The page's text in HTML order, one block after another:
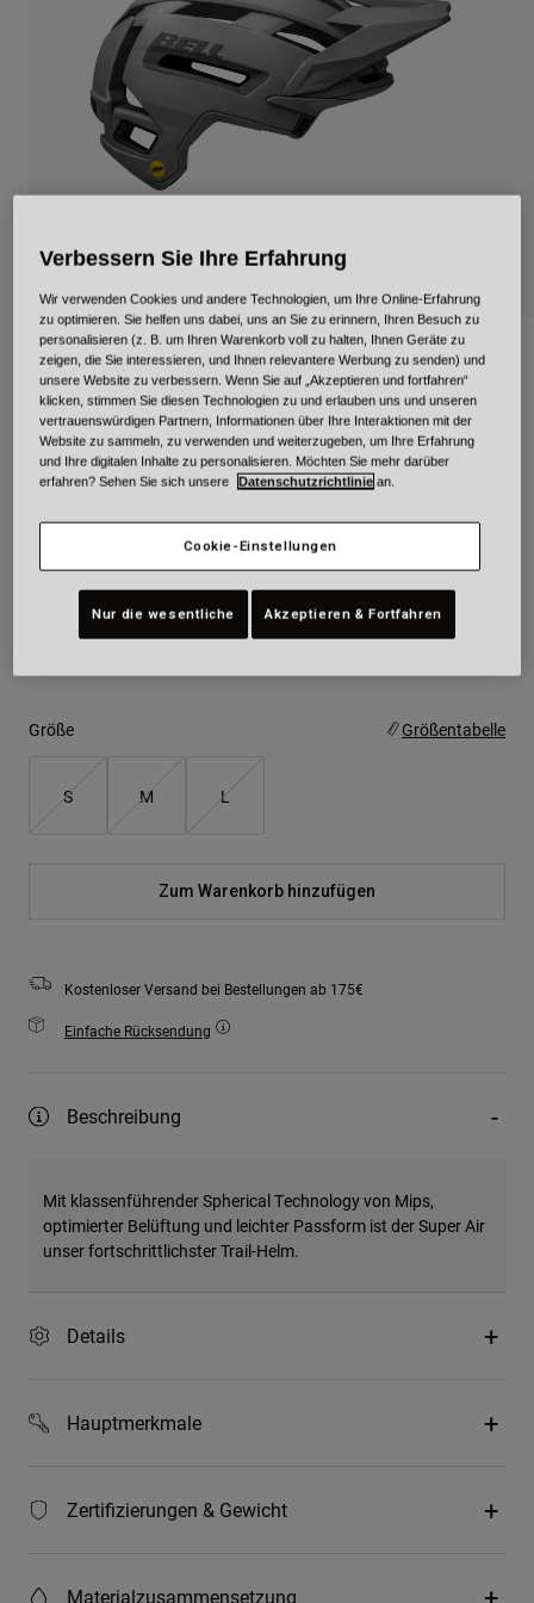
Adventure
Retro
Ersatzteile
Urban
BMX
Ersatzteile
Alle Artikel anzeigen
Super Air Spherical Pedigree
Artikelnr.36674
Price reduced from
249,95 €to149,97 € 40% OFF
Farben -Grau
ausgewählt
Größe Größentabelle
S M L
Zum Warenkorb hinzufügen
Kostenloser Versand bei Bestellungen ab 175€
Einfache Rücksendung
Beschreibung
Mit klassenführender Spherical Technology von Mips,
optimierter Belüftung und leichter Passform ist der Super Air
unser fortschrittlichster Trail-Helm.
Details
Hauptmerkmale
Zertifizierungen & Gewicht
Materialzusammensetzung
Verbessern Sie Ihre Erfahrung
Wir verwenden Cookies und andere Technologien, um Ihre Online-Erfahrung
zu optimieren. Sie helfen uns dabei, uns an Sie zu erinnern, Ihren Besuch zu
personalisieren (z. B. um Ihren Warenkorb voll zu halten, Ihnen Geräte zu
zeigen, die Sie interessieren, und Ihnen relevantere Werbung zu senden) und
unsere Website zu verbessern. Wenn Sie auf „Akzeptieren und fortfahren“
klicken, stimmen Sie diesen Technologien zu und erlauben uns und unseren
vertrauenswürdigen Partnern, Informationen über Ihre Interaktionen mit der
Website zu sammeln, zu verwenden und weiterzugeben, um Ihre Erfahrung
und Ihre digitalen Inhalte zu personalisieren. Möchten Sie mehr darüber
erfahren? Sehen Sie sich unsere
Datenschutzrichtlinie an.
Cookie-Einstellungen
Nur die wesentliche Akzeptieren & Fortfahren